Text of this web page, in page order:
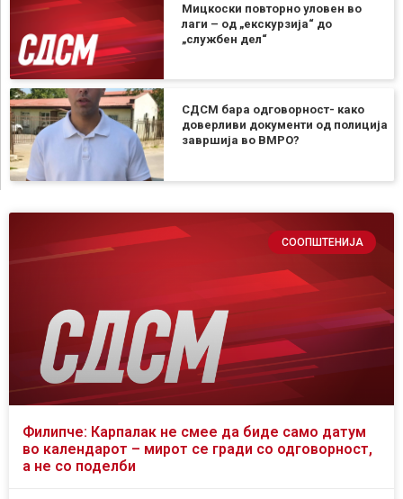
Мицкоски повторно уловен во
лаги – од „екскурзија“ до
„службен дел“
СДСМ бара одговорност- како
доверливи документи од полиција
завршија во ВМРО?
СООПШТЕНИЈА
Филипче: Карпалак не смее да биде само датум
во календарот – мирот се гради со одговорност,
а не со поделби